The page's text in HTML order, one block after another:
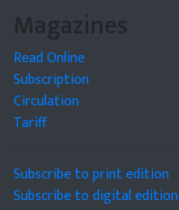
Magazines
Read Online
Subscription
Circulation
Tariff
Subscribe to print edition
Subscribe to digital edition